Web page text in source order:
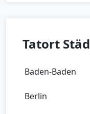
Tatort
Baden-Baden
Berlin